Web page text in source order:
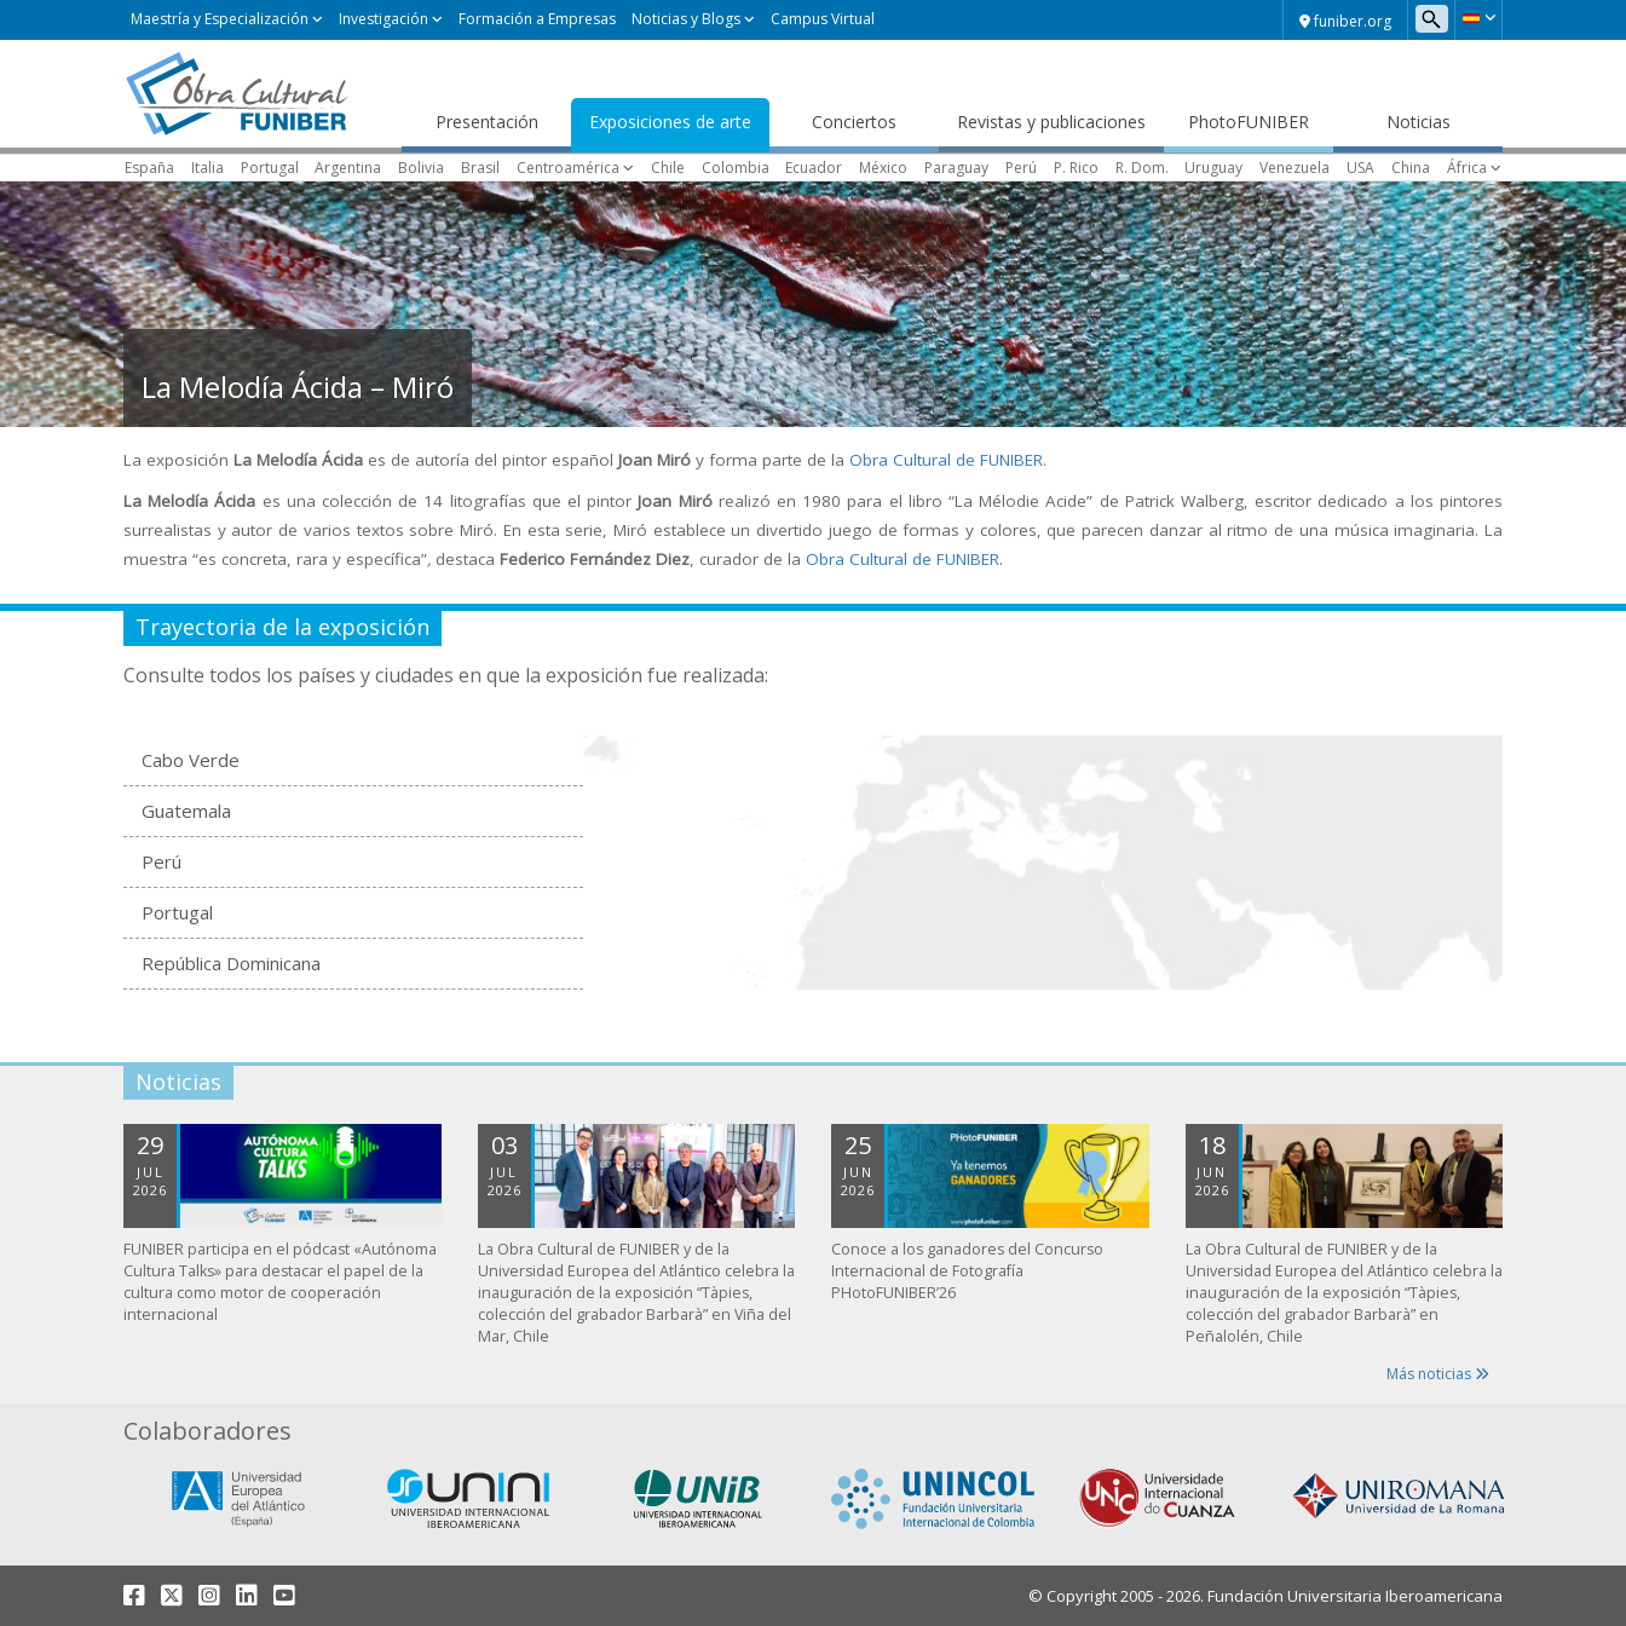
funiber.org
Maestría y Especialización Investigación Formación a Empresas Noticias y Blogs Campus Virtual
Presentación Exposiciones de arte Conciertos Revistas y publicaciones PhotoFUNIBER Noticias
España Italia Portugal Argentina Bolivia Brasil Centroamérica Chile Colombia Ecuador México Paraguay Perú P. Rico R. Dom. Uruguay Venezuela USA China África
La Melodía Ácida – Miró
La exposición La Melodía Ácida es de autoría del pintor español Joan Miró y forma parte de la Obra Cultural de FUNIBER.
La Melodía Ácida es una colección de 14 litografías que el pintorJoan Mirórealizó en 1980 para el libro “La Mélodie Acide” de Patrick Walberg, escritor dedicado a los pintores
surrealistas y autor de varios textos sobre Miró. En esta serie, Miró establece un divertido juego de formas y colores, que parecen danzar al ritmo de una música imaginaria. La
muestra “es concreta, rara y específica”, destaca Federico Fernández Diez, curador de la Obra Cultural de FUNIBER.
Trayectoria de la exposición
Consulte todos los países y ciudades en que la exposición fue realizada:
Cabo Verde
Guatemala
Perú
Portugal
República Dominicana
Noticias
29
JUL
2026
FUNIBER participa en el pódcast «Autónoma
Cultura Talks» para destacar el papel de la
cultura como motor de cooperación
internacional
03
JUL
2026
La Obra Cultural de FUNIBER y de la
Universidad Europea del Atlántico celebra la
inauguración de la exposición “Tàpies,
colección del grabador Barbarà” en Viña del
Mar, Chile
25
JUN
2026
Conoce a los ganadores del Concurso
Internacional de Fotografía
PHotoFUNIBER’26
18
JUN
2026
La Obra Cultural de FUNIBER y de la
Universidad Europea del Atlántico celebra la
inauguración de la exposición “Tàpies,
colección del grabador Barbarà” en
Peñalolén, Chile
Más noticias
Colaboradores
© Copyright 2005 - 2026. Fundación Universitaria Iberoamericana